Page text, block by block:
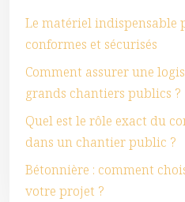
Le matériel indispensable
conformes et sécurisés
Comment assurer une
grands chantiers publics ?
Quel est le rôle exact du
dans un chantier public ?
Bétonnière : comment
votre projet ?